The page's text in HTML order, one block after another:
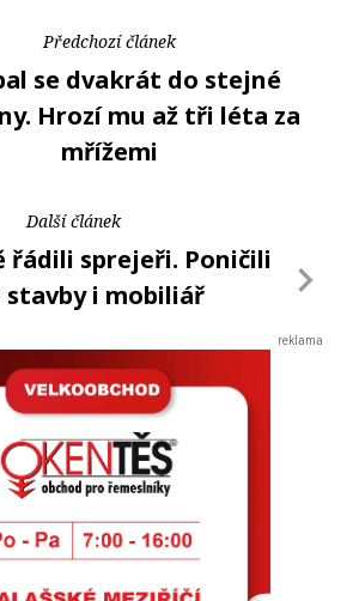
Předchozí článek
se dvakrát do stejné
Hrozí mu až tři léta za
mřížemi
Další článek
řádili sprejeři. Poničili
stavby i mobiliář